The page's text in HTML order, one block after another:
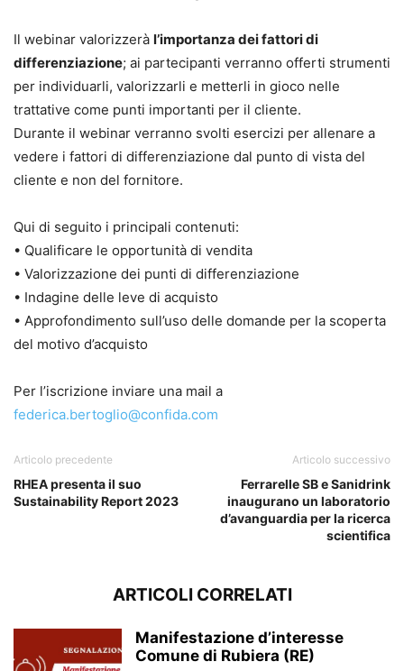
Il webinar valorizzerà l’importanza dei fattori di
differenziazione; ai partecipanti verranno offerti strumenti
per individuarli, valorizzarli e metterli in gioco nelle
trattative come punti importanti per il cliente.
Durante il webinar verranno svolti esercizi per allenare a
vedere i fattori di differenziazione dal punto di vista del
cliente e non del fornitore.
Qui di seguito i principali contenuti:
• Qualificare le opportunità di vendita
• Valorizzazione dei punti di differenziazione
• Indagine delle leve di acquisto
• Approfondimento sull’uso delle domande per la scoperta
del motivo d’acquisto
Per l’iscrizione inviare una mail a
federica.bertoglio@confida.com
Articolo precedente
RHEA presenta il suo
Sustainability Report 2023
Articolo successivo
Ferrarelle SB e Sanidrink
inaugurano un laboratorio
d’avanguardia per la ricerca
scientifica
ARTICOLI CORRELATI
Manifestazione d’interesse
Comune di Rubiera (RE)